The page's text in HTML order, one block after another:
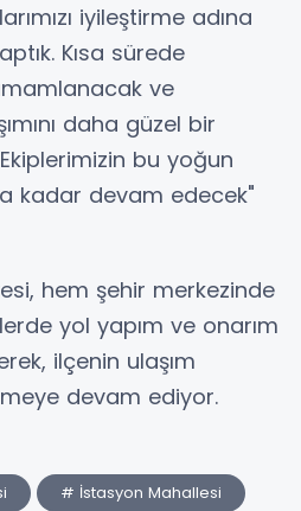
iyileştirme adına
Kısa sürede
ve
daha güzel bir
bu yoğun
kadar devam edecek"
hem şehir merkezinde
yol yapım ve onarım
ilçenin ulaşım
devam ediyor.
# İstasyon Mahallesi